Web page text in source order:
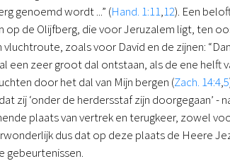
genoemd wordt ...” (Hand. 1:11,12). Een
op de Olijfberg, die voor Jeruzalem ligt, ten
zoals voor David en de zijnen:
een zeer groot dal ontstaan, als de ene helft
door het dal van Mijn bergen (Zach. 14:4,5
zij ‘onder de herdersstaf zijn doorgegaan’ -
plaats van vertrek en terugkeer, zowel
dus dat op deze plaats de Heere
gebeurtenissen.